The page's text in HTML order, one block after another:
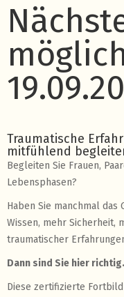
Traumatische
mitfühlend
Begleiten Sie Frauen,
Lebensphasen?
Haben Sie manchmal
Wissen, mehr Sicherheit,
traumatischer
Dann sind Sie hier richtig.
Diese zertifizierte